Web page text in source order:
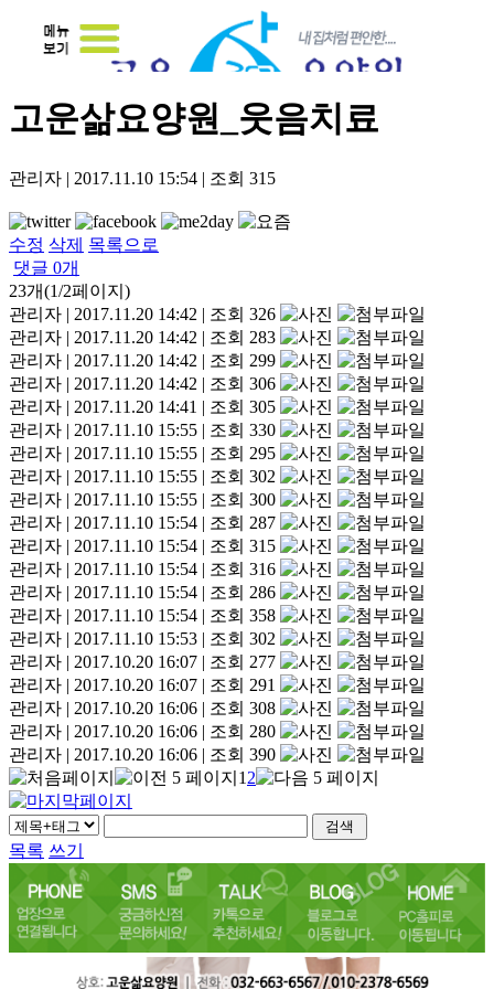
고운삶요양원_웃음치료
관리자 | 2017.11.10 15:54 | 조회 315
수정 삭제 목록으로
댓글 0개
23개(1/2페이지)
관리자 | 2017.11.20 14:42 | 조회 326
관리자 | 2017.11.20 14:42 | 조회 283
관리자 | 2017.11.20 14:42 | 조회 299
관리자 | 2017.11.20 14:42 | 조회 306
관리자 | 2017.11.20 14:41 | 조회 305
관리자 | 2017.11.10 15:55 | 조회 330
관리자 | 2017.11.10 15:55 | 조회 295
관리자 | 2017.11.10 15:55 | 조회 302
관리자 | 2017.11.10 15:55 | 조회 300
관리자 | 2017.11.10 15:54 | 조회 287
관리자 | 2017.11.10 15:54 | 조회 315
관리자 | 2017.11.10 15:54 | 조회 316
관리자 | 2017.11.10 15:54 | 조회 286
관리자 | 2017.11.10 15:54 | 조회 358
관리자 | 2017.11.10 15:53 | 조회 302
관리자 | 2017.10.20 16:07 | 조회 277
관리자 | 2017.10.20 16:07 | 조회 291
관리자 | 2017.10.20 16:06 | 조회 308
관리자 | 2017.10.20 16:06 | 조회 280
관리자 | 2017.10.20 16:06 | 조회 390
1 2
목록 쓰기